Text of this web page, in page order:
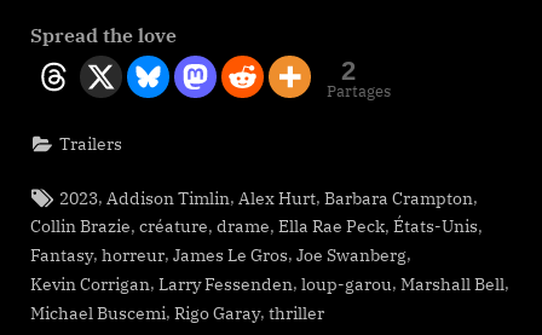
Spread the love
2
Partages
Trailers
Tags:
2023, Addison Timlin, Alex Hurt,Barbara Crampton,
Collin Brazie, créature, drame, Ella Rae Peck, États-Unis,
Fantasy, horreur, James Le Gros, Joe Swanberg,
Kevin Corrigan, Larry Fessenden, loup-garou, Marshall Bell,
Michael Buscemi, Rigo Garay, thriller